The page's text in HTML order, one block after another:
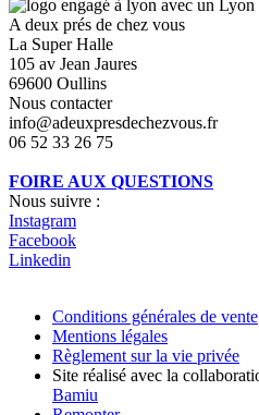
A deux prés de chez vous
La Super Halle
105 av Jean Jaures
69600 Oullins
Nous contacter
info@adeuxpresdechezvous.fr
06 52 33 26 75
FOIRE AUX QUESTIONS
Nous suivre :
Instagram
Facebook
Linkedin
Conditions générales de vente
Mentions légales
Règlement sur la vie privée
Site réalisé avec la
Bamiu